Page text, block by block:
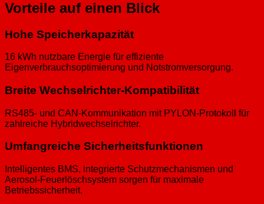
Vorteile auf einen Blick
Hohe Speicherkapazität
16 kWh nutzbare Energie für effiziente
Eigenverbrauchsoptimierung und Notstromversorgung.
Breite Wechselrichter-Kompatibilität
RS485- und CAN-Kommunikation mit PYLON-Protokoll für
zahlreiche Hybridwechselrichter.
Umfangreiche Sicherheitsfunktionen
Intelligentes BMS, integrierte Schutzmechanismen und
Aerosol-Feuerlöschsystem sorgen für maximale
Betriebssicherheit.